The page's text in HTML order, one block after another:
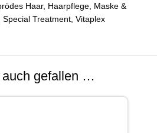
Haar, Haarpflege Maske &
Special Treatment Vitaplex
auch gefallen …